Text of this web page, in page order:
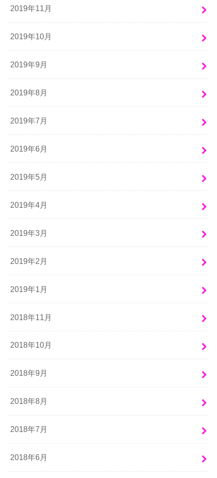
2019年11月
2019年10月
2019年9月
2019年8月
2019年7月
2019年6月
2019年5月
2019年4月
2019年3月
2019年2月
2019年1月
2018年11月
2018年10月
2018年9月
2018年8月
2018年7月
2018年6月